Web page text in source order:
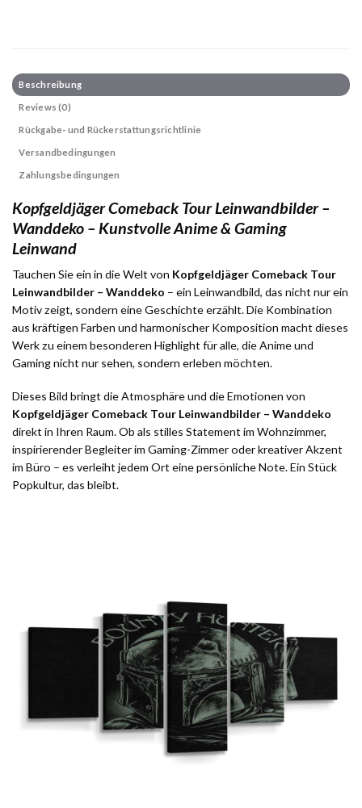
Beschreibung
Reviews (0)
Rückgabe- und Rückerstattungsrichtlinie
Versandbedingungen
Zahlungsbedingungen
Kopfgeldjäger Comeback Tour Leinwandbilder –
Wanddeko – Kunstvolle Anime & Gaming
Leinwand
Tauchen Sie ein in die Welt von Kopfgeldjäger Comeback Tour
Leinwandbilder – Wanddeko – ein Leinwandbild, das nicht nur ein
Motiv zeigt, sondern eine Geschichte erzählt. Die Kombination
aus kräftigen Farben und harmonischer Komposition macht dieses
Werk zu einem besonderen Highlight für alle, die Anime und
Gaming nicht nur sehen, sondern erleben möchten.
Dieses Bild bringt die Atmosphäre und die Emotionen von
Kopfgeldjäger Comeback Tour Leinwandbilder – Wanddeko
direkt in Ihren Raum. Ob als stilles Statement im Wohnzimmer,
inspirierender Begleiter im Gaming-Zimmer oder kreativer Akzent
im Büro – es verleiht jedem Ort eine persönliche Note. Ein Stück
Popkultur, das bleibt.